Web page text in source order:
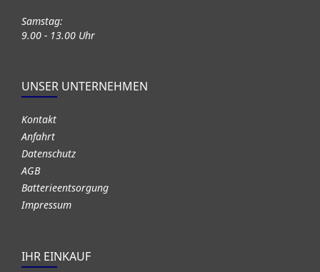
Samstag:
9.00 - 13.00 Uhr
UNSER UNTERNEHMEN
Kontakt
Anfahrt
Datenschutz
AGB
Batterieentsorgung
Impressum
IHR EINKAUF